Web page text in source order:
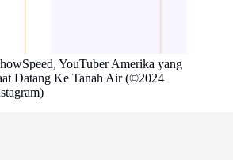
YouTuber Amerika yang
Datang Ke Tanah Air (©2024